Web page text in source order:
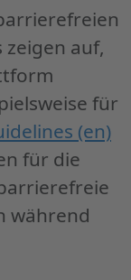
zeigen auf,
für
(en)
für die
während